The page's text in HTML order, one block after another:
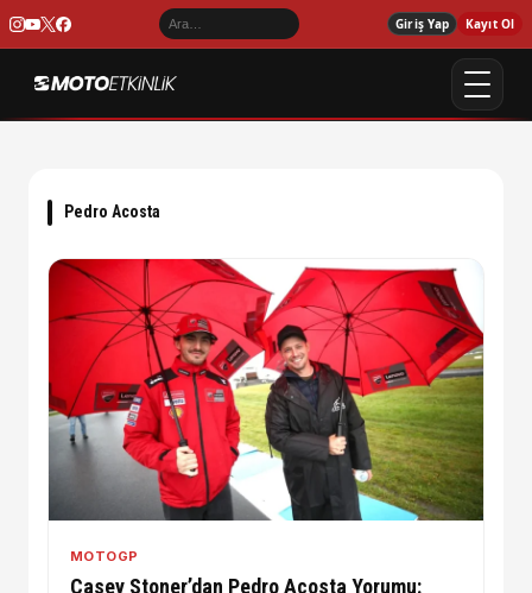
Giriş Yap Kayıt Ol
Pedro Acosta
MOTOGP
Casey Stoner’dan Pedro Acosta Yorumu: